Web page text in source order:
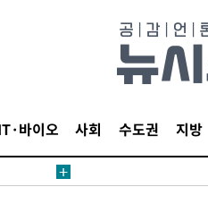
바이오 사회 수도권 지방
수수색